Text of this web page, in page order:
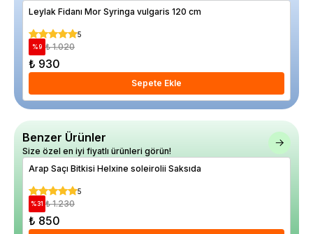
Leylak Fidanı Mor Syringa vulgaris 120 cm
5
% 9 ₺ 1.020
₺ 930
Sepete Ekle
Benzer Ürünler
Size özel en iyi fiyatlı ürünleri görün!
Arap Saçı Bitkisi Helxine soleirolii Saksıda
5
%31 ₺ 1.230
₺ 850